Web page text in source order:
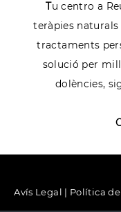
Tu centro a
teràpies
tractaments
solució per
dolències,
Avís Legal | Política